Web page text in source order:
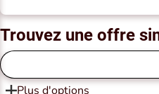
Trouvez une offre
Plus d'options